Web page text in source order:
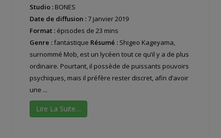
Studio : BONES
Date de diffusion : 7 janvier 2019
Format : épisodes de 23 mins
Genre :fantastique Résumé : Shigeo Kageyama,
surnommé Mob, est un lycéen tout ce qu’il y a de plus
ordinaire. Pourtant, il possède de puissants pouvoirs
psychiques, mais il préfère rester discret, afin d’avoir
une ...
Lire La Suite…